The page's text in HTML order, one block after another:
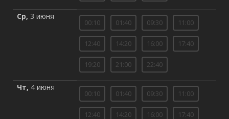
Ср, 3 июня
00:10 01:40 09:30 11:00
12:40 14:20 16:00 17:40
19:20 21:00 22:40
Чт, 4 июня
00:10 01:40 09:30 11:00
12:40 14:20 16:00 17:40